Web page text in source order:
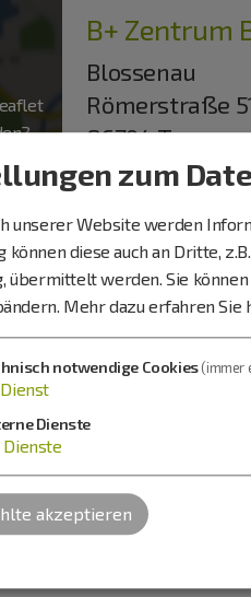
B+ Zentrum
Blossenau
Römerstraße
86704
zum
unserer Website werden
können diese auch an Dritte,
übermittelt werden. Sie
Mehr dazu erfahren Sie
notwendige Cookies(immer
Dienst
Dienste
Dienste
akzeptieren